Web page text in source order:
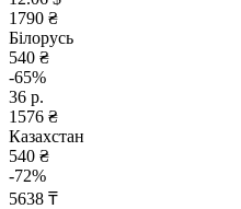
1790 ₴
Білорусь
540 ₴
-65%
36 р.
1576 ₴
Казахстан
540 ₴
-72%
5638 ₸